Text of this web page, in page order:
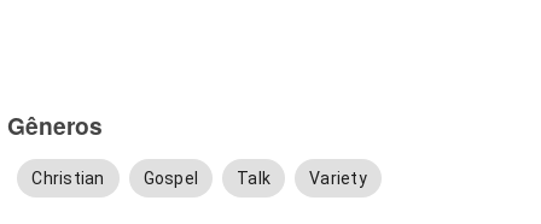
Gêneros
Christian Gospel Talk Variety